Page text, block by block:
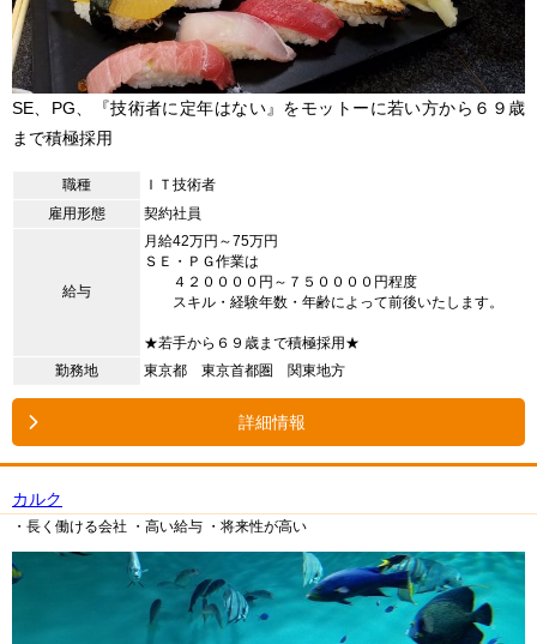
SE、PG、『技術者に定年はない』をモットーに若い方から６９歳
まで積極採用
職種
ＩＴ技術者
雇用形態
契約社員
給与
月給42万円～75万円
ＳＥ・ＰＧ作業は
４２００００円～７５００００円程度
スキル・経験年数・年齢によって前後いたします。
★若手から６９歳まで積極採用★
勤務地
東京都 東京首都圏 関東地方
詳細情報
カルク
・長く働ける会社 ・高い給与 ・将来性が高い